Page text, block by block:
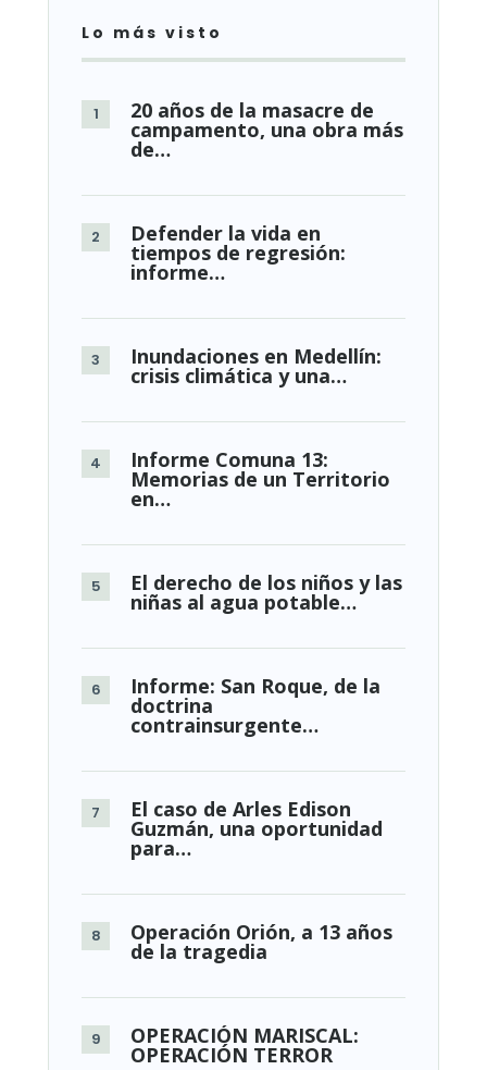
Lo más visto
20 años de la masacre de
campamento, una obra más
de…
Defender la vida en
tiempos de regresión:
informe…
Inundaciones en Medellín:
crisis climática y una…
Informe Comuna 13:
Memorias de un Territorio
en…
El derecho de los niños y las
niñas al agua potable…
Informe: San Roque, de la
doctrina
contrainsurgente…
El caso de Arles Edison
Guzmán, una oportunidad
para…
Operación Orión, a 13 años
de la tragedia
OPERACIÓN MARISCAL:
OPERACIÓN TERROR